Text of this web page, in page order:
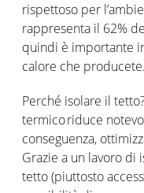
rispettoso per
rappresenta il 62%
quindi è importante
calore che producete.
Perché isolare il
termico riduce
conseguenza,
Grazie a un lavoro di
tetto (piuttosto